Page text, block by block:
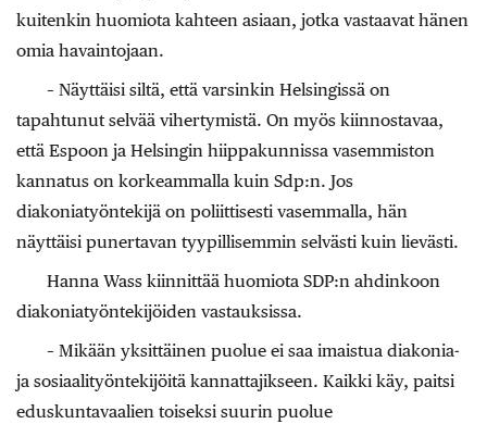
kuitenkin huomiota kahteen asiaan, jotka vastaavat hänen
omia havaintojaan.
– Näyttäisi siltä, että varsinkin Helsingissä on
tapahtunut selvää vihertymistä. On myös kiinnostavaa,
että Espoon ja Helsingin hiippakunnissa vasemmiston
kannatus on korkeammalla kuin Sdp:n. Jos
diakoniatyöntekijä on poliittisesti vasemmalla, hän
näyttäisi punertavan tyypillisemmin selvästi kuin lievästi.
Hanna Wass kiinnittää huomiota SDP:n ahdinkoon
diakoniatyöntekijöiden vastauksissa.
– Mikään yksittäinen puolue ei saa imaistua diakonia-
ja sosiaalityöntekijöitä kannattajikseen. Kaikki käy, paitsi
eduskuntavaalien toiseksi suurin puolue